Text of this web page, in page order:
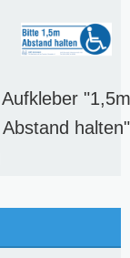
Aufkleber "1,5m
Abstand halten"